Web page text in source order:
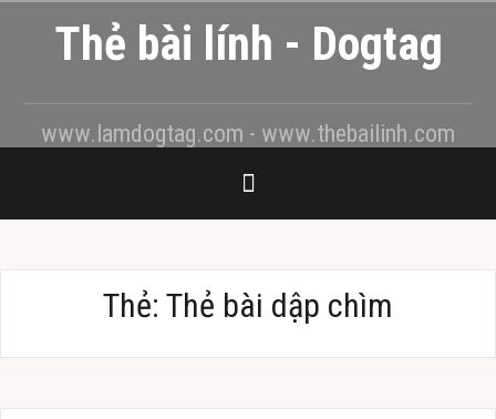
Thẻ bài lính - Dogtag
www.lamdogtag.com - www.thebailinh.com
Thẻ: Thẻ bài dập chìm